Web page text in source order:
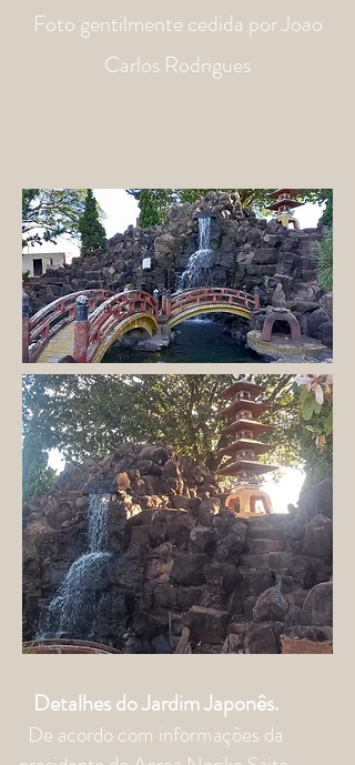
Foto gentilmentecedida por Joao
Carlos Rodrigues
Detalhes do Jardim Japonês.
De acordo com informações da